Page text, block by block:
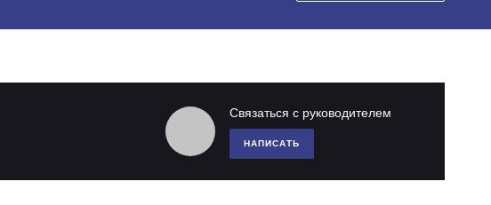
Связаться с руководителем
НАПИСАТЬ